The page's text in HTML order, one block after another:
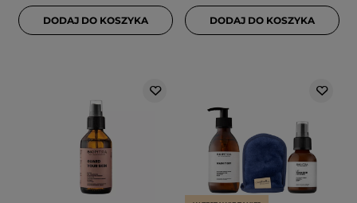
DODAJ DO KOSZYKA DODAJ DO KOSZYKA